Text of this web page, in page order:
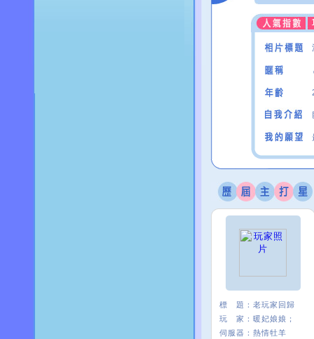
標 題： 老玩家回歸
玩 家： 暖妃娘娘；
伺服器： 熱情牡羊